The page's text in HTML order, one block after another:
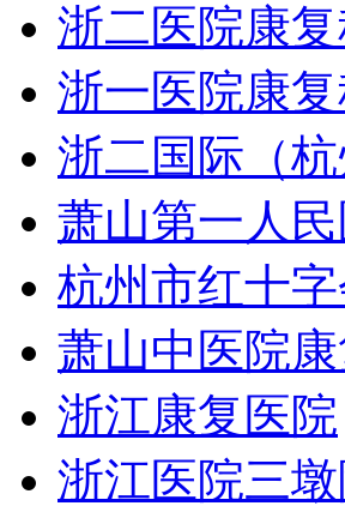
浙二医院康
浙一医院康
浙二国际（
萧山第一人
杭州市红十
萧山中医院
浙江康复医院
浙江医院三